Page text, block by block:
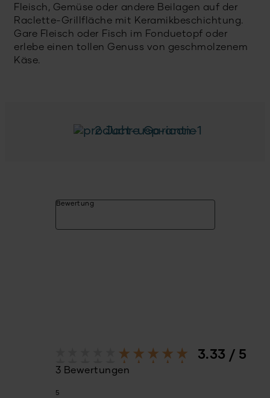
Fleisch, Gemüse oder andere Beilagen auf der
Raclette-Grillfläche mit Keramikbeschichtung.
Gare Fleisch oder Fisch im Fonduetopf oder
erlebe einen tollen Genuss von geschmolzenem
Käse.
2 Jahre Garantie
Bewertung
3.33 / 5
3 Bewertungen
5